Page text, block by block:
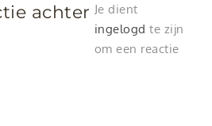
achter Je dient
ingelogd te zijn
om een reactie